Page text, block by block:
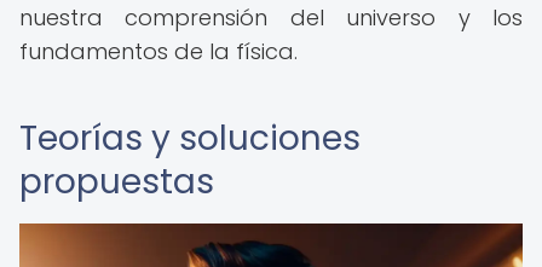
nuestra comprensión del universo y los
fundamentos de la física.
Teorías y soluciones
propuestas